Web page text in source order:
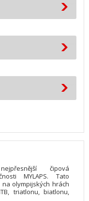
čipová
MYLAPS. Tato
olympijských hrách
triatlonu, biatlonu,